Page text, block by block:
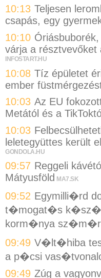
10:13 Teljesen
csapás, egy
10:10
várja a résztvevőket
INFOSTART.HU
10:08 Tíz épületet
ember
10:03 Az EU
Metától és a
10:03
leletegyüttes került
GONDOLA.HU
09:57 Reggeli
Mátyusföld MA7.SK
09:52 Egymilli�rd
t�mogat�s k�sz�l
korm�nya
09:49 V�lt�hiba
a p�csi
09:49 Zúg a